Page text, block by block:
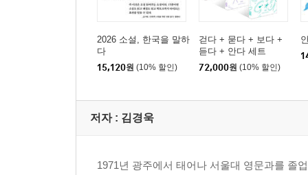
2026 소설, 한국을 말하
다
15,120원 (10% 할인)
걷다 + 묻다 + 보다 +
듣다 + 안다 세트
72,000원 (10% 할인)
저자 : 김경욱
1971년 광주에서 태어나 서울대 영문과를 졸